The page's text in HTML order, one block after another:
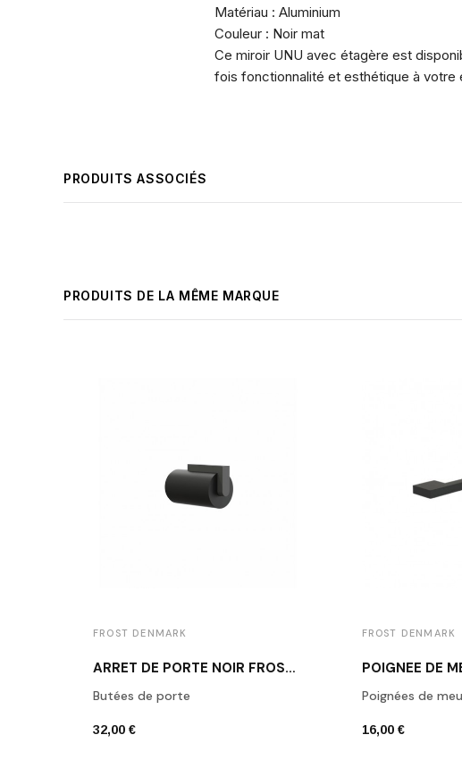
Matériau : Aluminium
Couleur : Noir mat
Ce miroir UNU avec étagère est
fois fonctionnalité et esthétique à votre
PRODUITS ASSOCIÉS
PRODUITS DE LA MÊME MARQUE
FROST DENMARK
ARRÊT DE PORTE NOIR FROST N1931B
Butées de porte
32,00 €
FROST DENMARK
Poignées de
16,00 €